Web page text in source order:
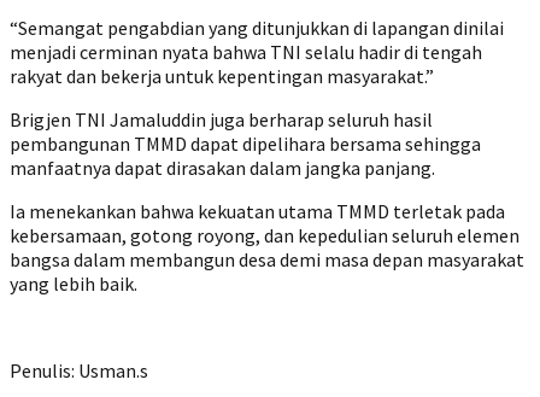
“Semangat pengabdian yang ditunjukkan di lapangan dinilai
menjadi cerminan nyata bahwa TNI selalu hadir di tengah
rakyat dan bekerja untuk kepentingan masyarakat.”
Brigjen TNI Jamaluddin juga berharap seluruh hasil
pembangunan TMMD dapat dipelihara bersama sehingga
manfaatnya dapat dirasakan dalam jangka panjang.
Ia menekankan bahwa kekuatan utama TMMD terletak pada
kebersamaan, gotong royong, dan kepedulian seluruh elemen
bangsa dalam membangun desa demi masa depan masyarakat
yang lebih baik.
Penulis: Usman.s